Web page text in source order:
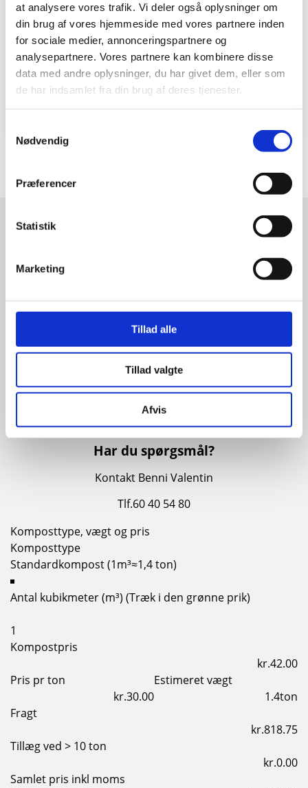
at analysere vores trafik. Vi deler også oplysninger om
din brug af vores hjemmeside med vores partnere inden
for sociale medier, annonceringspartnere og
analysepartnere. Vores partnere kan kombinere disse
data med andre oplysninger, du har givet dem, eller som
de har indsamlet fra din brug af deres tjenester.
Nødvendig
Præferencer
Statistik
Marketing
Tillad alle
Tillad valgte
Afvis
Find din genbrugsplads
Få komposten leveret derhjemme
Du kan få leveret store læs af kompost hjemme hos
betaler du min. 818,75 kr. inkl. moms for transporten.
ton, og der er et ekstragebyr på 24 kr. pr. ton. Prisen
dækker levering med tipvogn på adresser i Sønderborg
Kommune. Der leveres ikke kompost på søn- og
helligdage.
Prisberegneren er vejledende og og sat efter max pris.
Langt de fleste vil opleve at den faktiske pris er billigere.
Har du spørgsmål?
Kontakt Benni Valentin
Tlf.60 40 54 80
Komposttype, vægt og pris
Komposttype
Antal kubikmeter (m³) (Træk i den grønne prik)
1
Kompostpris
Pris pr ton
Estimeret vægt
ton
Fragt
Tillæg ved > 10 ton
Samlet pris inkl moms